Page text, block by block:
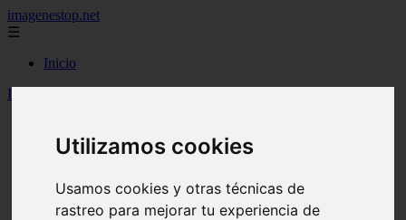
Utilizamos cookies
Usamos cookies y otras técnicas de
rastreo para mejorar tu experiencia de
imagenestop.net
☰
Inicio
Inicio